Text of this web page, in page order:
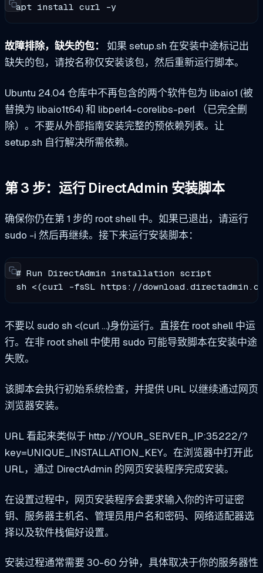
apt install curl -y
故障排除，缺失的包：
如果 setup.sh 在安装中途标记出
缺失的包，请按名称仅安装该包，然后重新运行脚本。
Ubuntu 24.04 仓库中不再包含的两个软件包为 libaio1 (被
替换为 libaio1t64) 和 libperl4-corelibs-perl （已完全删
除）。不要从外部指南安装完整的预依赖列表。让
setup.sh 自行解决所需依赖。
第 3 步：运行 DirectAdmin 安装脚本
确保你仍在第 1 步的 root shell 中。如果已退出，请运行
sudo -i 然后再继续。接下来运行安装脚本：
# Run DirectAdmin installation script
sh <(curl -fsSL https://
不要以 sudo sh <(curl …)身份运行。直接在 root shell 中运
行。在非 root shell 中使用 sudo 可能导致脚本在安装中途
失败。
该脚本会执行初始系统检查，并提供 URL 以继续通过网页
浏览器安装。
URL 看起来类似于 http://YOUR_SERVER_IP:35222/?
key=UNIQUE_INSTALLATION_KEY。在浏览器中打开此
URL，通过 DirectAdmin 的网页安装程序完成安装。
在设置过程中，网页安装程序会要求输入你的许可证密
钥、服务器主机名、管理员用户名和密码、网络适配器选
择以及软件栈偏好设置。
安装过程通常需要 30-60 分钟，具体取决于你的服务器性